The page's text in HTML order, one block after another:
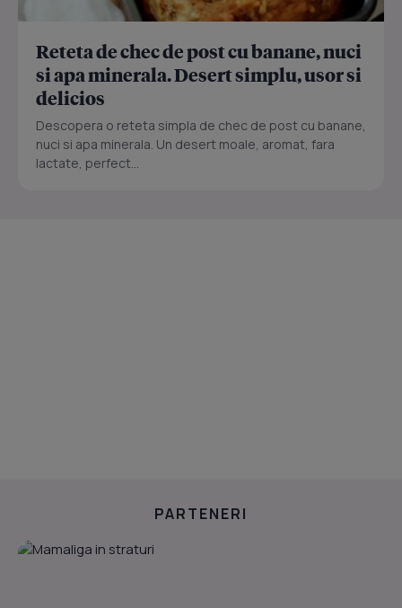
Reteta de chec de post cu banane, nuci
si apa minerala. Desert simplu, usor si
delicios
Descopera o reteta simpla de chec de post cu banane,
nuci si apa minerala. Un desert moale, aromat, fara
lactate, perfect...
PARTENERI